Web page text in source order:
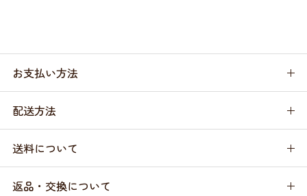
お支払い方法
配送方法
送料について
返品・交換について